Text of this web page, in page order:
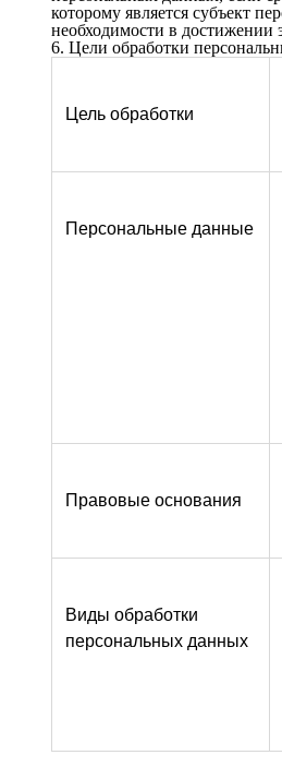
Цель обработки
Персональные данные
Правовые основания
Виды обработки
персональных данных